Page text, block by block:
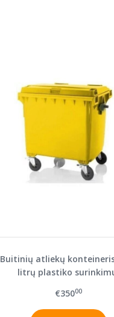
Buitinių atliekų
litrų plastiko
€35000